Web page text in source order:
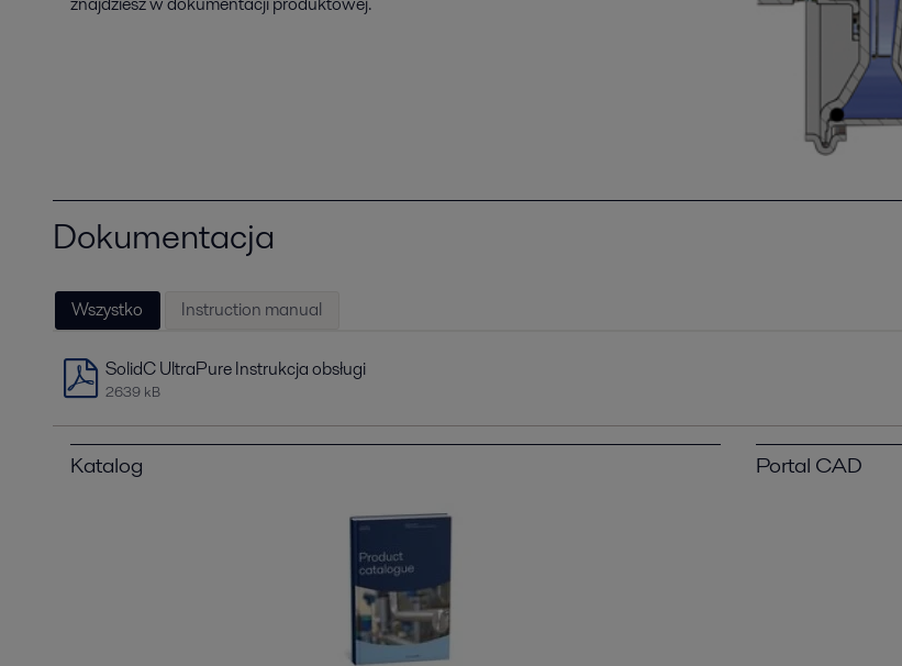
Dokumentacja
Wszystko Instruction manual
SolidC UltraPure Instrukcja obsługi
2639 kB
Katalog Portal CAD